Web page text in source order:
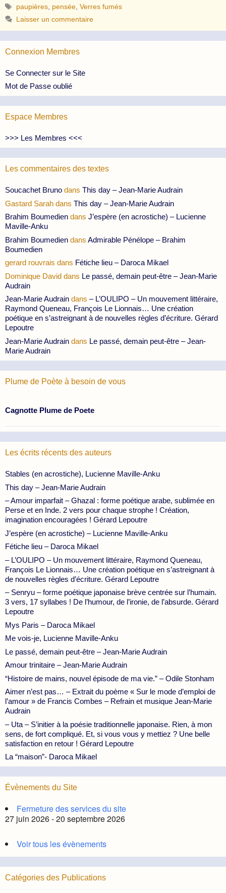
Étiquettes
paupières pensée ,Verres fumés
Laisser un commentaire
Connexion Membres
Se Connecter sur le Site
Mot de Passe oublié
Espace Membres
>>> Les Membres <<<
Les commentaires des textes
Soucachet Bruno dans This day – Jean-Marie Audrain
Gastard Sarah dans This day – Jean-Marie Audrain
Brahim Boumedien dans J’espère (en acrostiche) – Lucienne
Maville-Anku
Brahim Boumedien dans Admirable Pénélope – Brahim
Boumedien
gerard rouvrais dans Fétiche lieu – Daroca Mikael
Dominique David dans Le passé, demain peut-être – Jean-Marie
Audrain
Jean-Marie Audrain dans – L’OULIPO – Un mouvement littéraire,
Raymond Queneau, François Le Lionnais… Une création
poétique en s’astreignant à de nouvelles règles d’écriture. Gérard
Lepoutre
Jean-Marie Audrain dans Le passé, demain peut-être – Jean-
Marie Audrain
Plume de Poète à besoin de vous
Cagnotte Plume de Poete
Les écrits récents des auteurs
Stables (en acrostiche), Lucienne Maville-Anku
This day – Jean-Marie Audrain
– Amour imparfait – Ghazal : forme poétique arabe, sublimée en
Perse et en Inde. 2 vers pour chaque strophe ! Création,
imagination encouragées ! Gérard Lepoutre
J’espère (en acrostiche) – Lucienne Maville-Anku
Fétiche lieu – Daroca Mikael
– L’OULIPO – Un mouvement littéraire, Raymond Queneau,
François Le Lionnais… Une création poétique en s’astreignant à
de nouvelles règles d’écriture. Gérard Lepoutre
– Senryu – forme poétique japonaise brève centrée sur l’humain.
3 vers, 17 syllabes ! De l’humour, de l’ironie, de l’absurde. Gérard
Lepoutre
Mys Paris – Daroca Mikael
Me vois-je, Lucienne Maville-Anku
Le passé, demain peut-être – Jean-Marie Audrain
Amour trinitaire – Jean-Marie Audrain
“Histoire de mains, nouvel épisode de ma vie.” – Odile Stonham
Aimer n’est pas… – Extrait du poème « Sur le mode d’emploi de
l’amour » de Francis Combes – Refrain et musique Jean-Marie
Audrain
– Uta – S’initier à la poésie traditionnelle japonaise. Rien, à mon
sens, de fort compliqué. Et, si vous vous y mettiez ? Une belle
satisfaction en retour ! Gérard Lepoutre
La “maison”- Daroca Mikael
Évènements du Site
Fermeture des services du site
27 juin 2026 - 20 septembre 2026
Voir tous les évènements
Catégories des Publications